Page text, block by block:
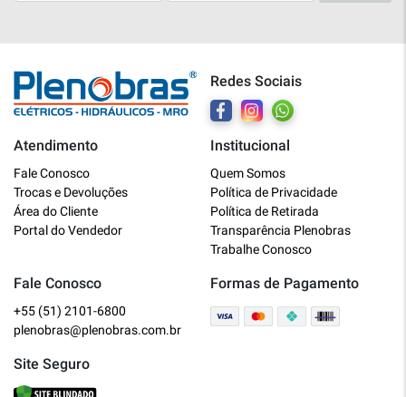
Redes Sociais
Atendimento
Fale Conosco
Trocas e Devoluções
Área do Cliente
Portal do Vendedor
Institucional
Quem Somos
Política de Privacidade
Política de Retirada
Transparência Plenobras
Trabalhe Conosco
Fale Conosco
+55 (51) 2101-6800
plenobras@plenobras.com.br
Formas de Pagamento
Site Seguro
Online
Bem vindo a Plenobras! Aqui você
encontra toda a linha de materiais
O que você deseja?